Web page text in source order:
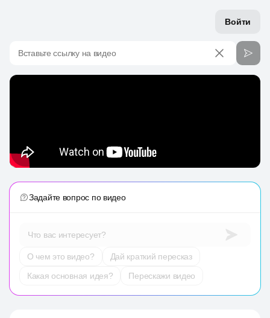
Войти
Вставьте ссылку на видео
Задайте вопрос по видео
Что вас интересует?
О чем это видео?
Дай краткий пересказ
Какая основная идея?
Перескажи видео